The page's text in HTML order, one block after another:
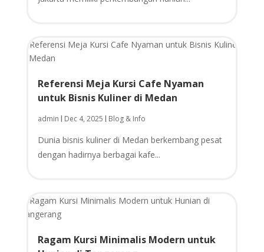
Referensi Meja Kursi Cafe Nyaman
untuk Bisnis Kuliner di Medan
admin Dec 4, 2025 Blog & Info
Dunia bisnis kuliner di Medan berkembang pesat
dengan hadirnya berbagai kafe...
Ragam Kursi Minimalis Modern untuk